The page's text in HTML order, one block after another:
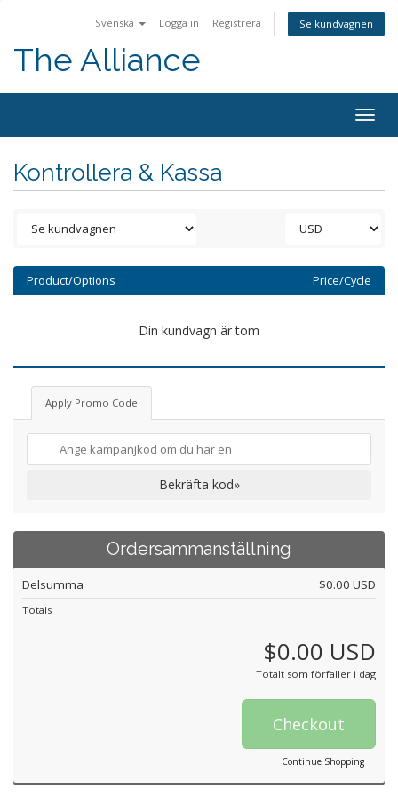
Svenska Logga in Registrera Se kundvagnen
The Alliance
Kontrollera & Kassa
Product/Options Price/Cycle
Din kundvagn är tom
Apply Promo Code
Bekräfta kod»
Ordersammanställning
Delsumma $0.00 USD
Totals
$0.00 USD
Totalt som förfaller i dag
Checkout
Continue Shopping